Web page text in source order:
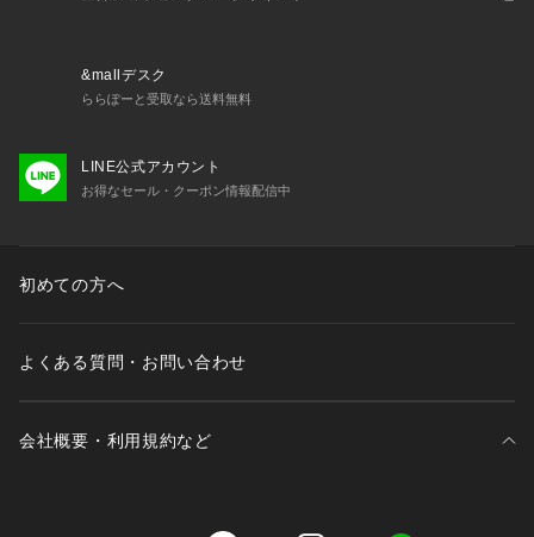
&mallデスク
ららぽーと受取なら送料無料
LINE公式アカウント
お得なセール・クーポン情報配信中
初めての方へ
よくある質問・お問い合わせ
会社概要・利用規約など